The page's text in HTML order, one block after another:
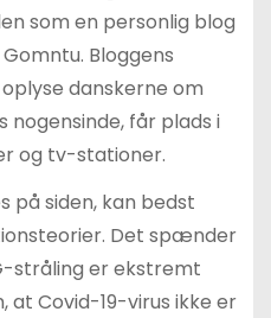
som en personlig blog
Bloggens
danskerne om
får plads i
og tv-stationer.
på siden, kan bedst
Det spænder
stråling er ekstremt
at Covid-19-virus ikke er